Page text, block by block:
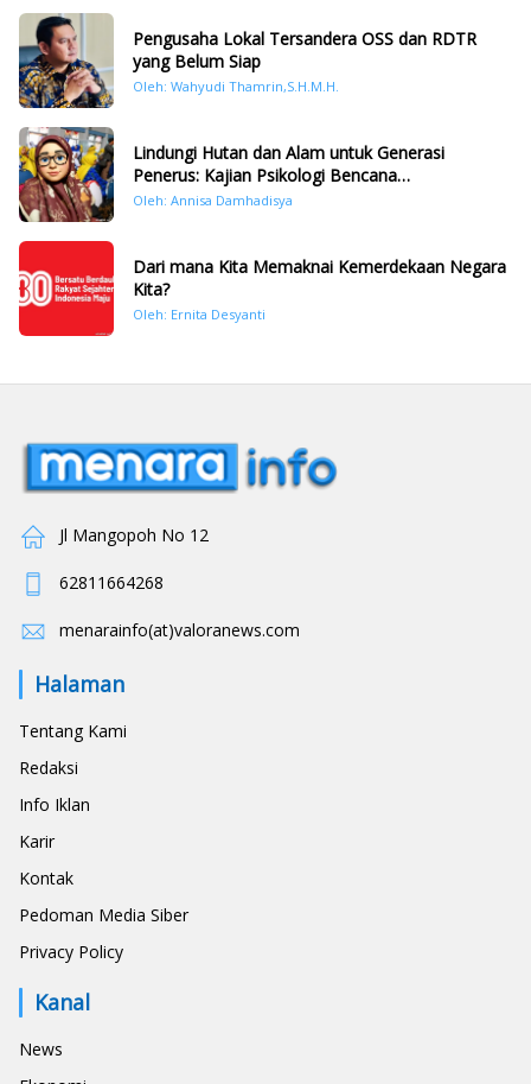
Pengusaha Lokal Tersandera OSS dan RDTR
yang Belum Siap
Oleh: Wahyudi Thamrin,S.H.M.H.
Lindungi Hutan dan Alam untuk Generasi
Penerus: Kajian Psikologi Bencana
Hidrometeorologi di Sumatera Pasca Tragedi
Oleh: Annisa Damhadisya
Dari mana Kita Memaknai Kemerdekaan Negara
Kita?
Oleh: Ernita Desyanti
Jl Mangopoh No 12
62811664268
menarainfo(at)valoranews.com
Halaman
Tentang Kami
Redaksi
Info Iklan
Karir
Kontak
Pedoman Media Siber
Privacy Policy
Kanal
News